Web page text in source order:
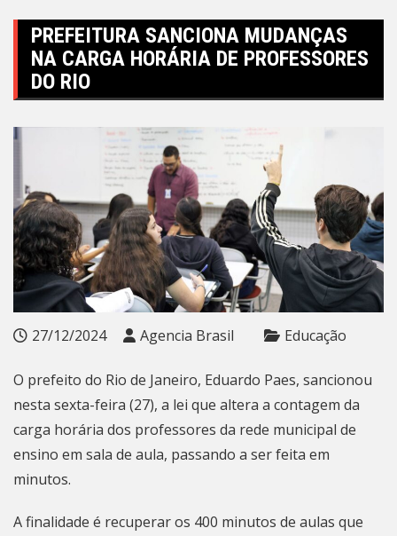
PREFEITURA SANCIONA MUDANÇAS
NA CARGA HORÁRIA DE PROFESSORES
DO RIO
27/12/2024 Agencia Brasil Educação
O prefeito do Rio de Janeiro, Eduardo Paes, sancionou
nesta sexta-feira (27), a lei que altera a contagem da
carga horária dos professores da rede municipal de
ensino em sala de aula, passando a ser feita em
minutos.
A finalidade é recuperar os 400 minutos de aulas que